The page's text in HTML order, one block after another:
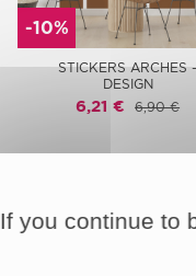
-10%
STICKERS ARCHES
DESIGN
6,21 € 6,90 €
If you continue to